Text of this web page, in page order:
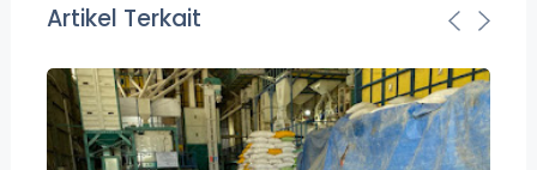
Artikel Terkait